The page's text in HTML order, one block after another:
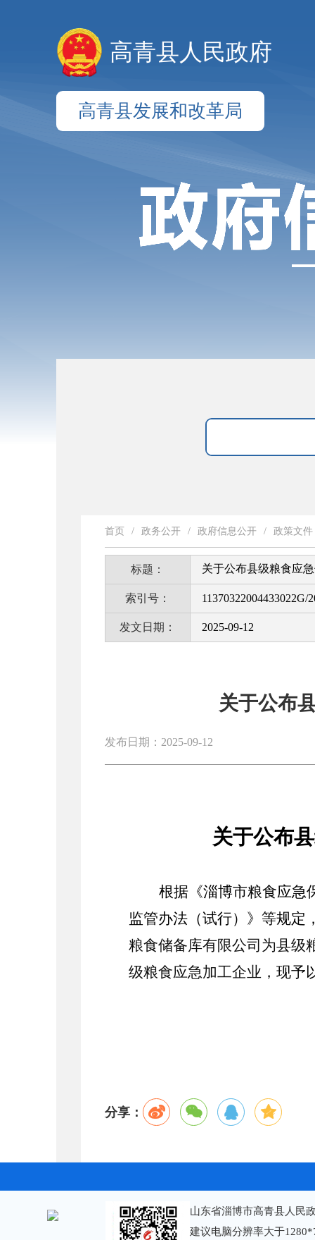
高青县人民政府
高青县发展和改革局
首页 / 政务公开 / 政府信息公开 / 政策文件
标题： 关于公布县级粮食应
索引号： 11370322004433022G/
发文日期： 2025-09-12
关于公布
发布日期：2025-09-12
关于公布
根据《淄博市粮食应急
监管办法（试行）》等规定
粮食储备库有限公司 为县级
级粮食应急加工企业， 现予
分享：
山东省淄博市高青县人民
建议电脑分辨率大于